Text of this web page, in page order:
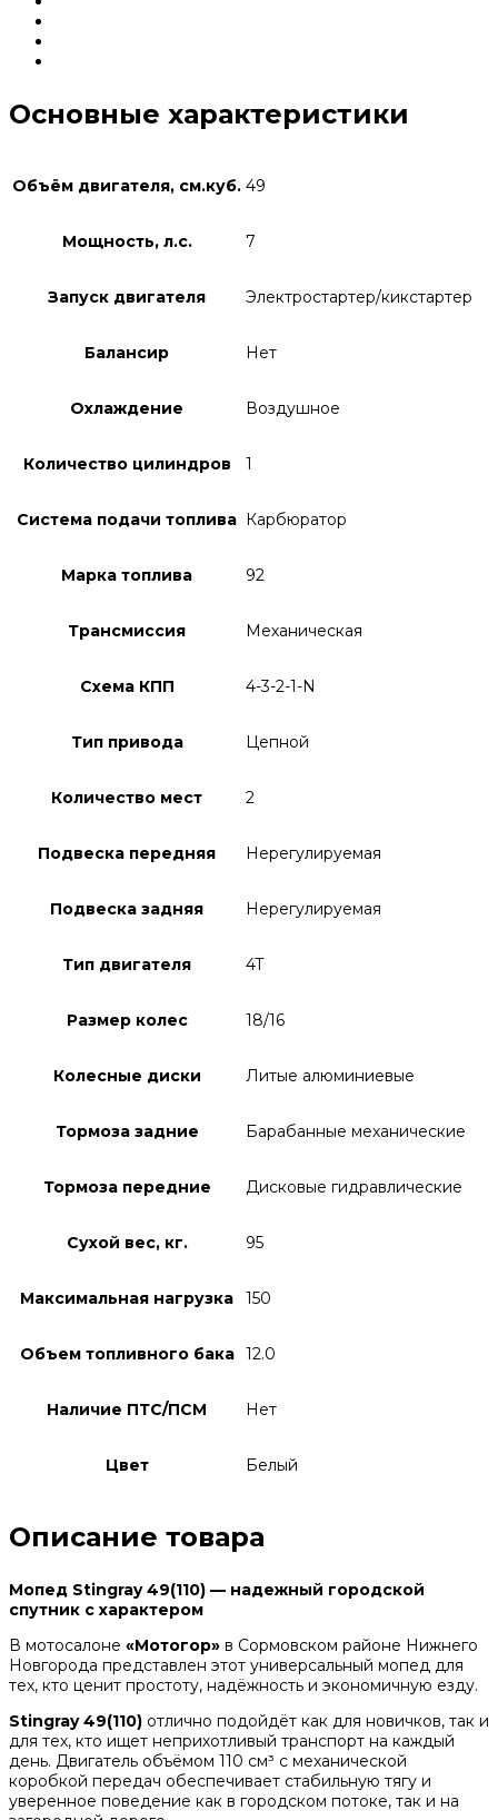
Основные характеристики
Объём двигателя, см.куб. 49
Мощность, л.с. 7
Запуск двигателя Электростартер/кикстартер
Балансир Нет
Охлаждение Воздушное
Количество цилиндров 1
Система подачи топлива Карбюратор
Марка топлива 92
Трансмиссия Механическая
Схема КПП 4-3-2-1-N
Тип привода Цепной
Количество мест 2
Подвеска передняя Нерегулируемая
Подвеска задняя Нерегулируемая
Тип двигателя 4T
Размер колес 18/16
Колесные диски Литые алюминиевые
Тормоза задние Барабанные механические
Тормоза передние Дисковые гидравлические
Сухой вес, кг. 95
Максимальная нагрузка 150
Объем топливного бака 12.0
Наличие ПТС/ПСМ Нет
Цвет Белый
Описание товара
Мопед Stingray 49(110) — надежный городской
спутник с характером
В мотосалоне «Мотогор» в Сормовском районе Нижнего
Новгорода представлен этот универсальный мопед для
тех, кто ценит простоту, надёжность и экономичную езду.
Stingray 49(110) отлично подойдёт как для новичков, так и
для тех, кто ищет неприхотливый транспорт на каждый
день. Двигатель объёмом 110 см³ с механической
коробкой передач обеспечивает стабильную тягу и
уверенное поведение как в городском потоке, так и на